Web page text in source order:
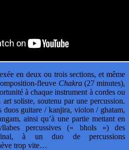
en deux ou trois sections, et même
fleuve Chakra(27 minutes),
à chaque instrument à cordes ou
soliste, soutenu par une percussion.
duos guitare / kanjira, violon / ghatam,
ainsi qu’à une partie mettant en
percussives (« bhols ») des
à un duo de percussions
trop vite…